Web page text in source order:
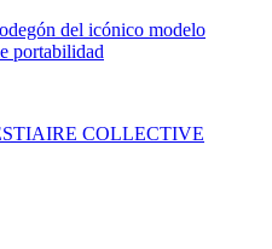
COLLECTIVE